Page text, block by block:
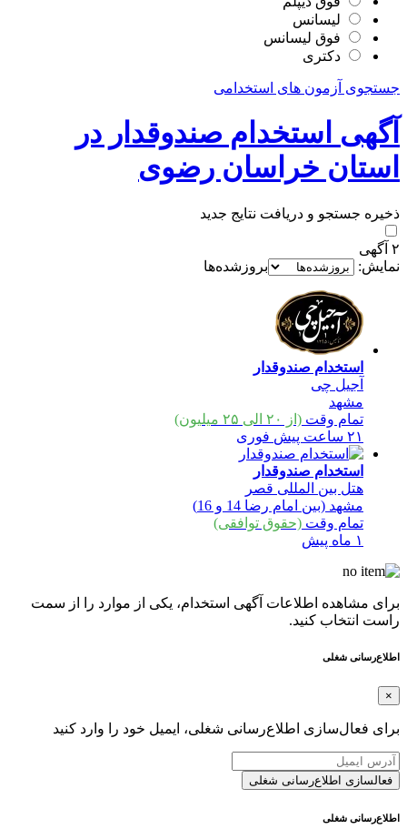
لیسانس
فوق لیسانس
دکتری
جستجوی آزمون های استخدامی
آگهی استخدام صندوقدار در
استان خراسان رضوی
ذخیره جستجو و دریافت نتایج جدید
۲ آگهی
نمایش:
بروزشده‌ها
استخدام صندوقدار
آجیل چی
مشهد
تمام وقت (از ۲۰ الی ۲۵ میلیون)
۲۱ ساعت پیش
فوری
استخدام صندوقدار
هتل بین المللی قصر
مشهد (بین امام رضا 14 و 16)
تمام وقت (حقوق توافقی)
۱ ماه پیش
برای مشاهده اطلاعات آگهی استخدام، یکی از موارد را از سمت
راست انتخاب کنید.
اطلاع‌رسانی شغلی
×
برای فعال‌سازی اطلاع‌رسانی شغلی، ایمیل خود را وارد کنید
فعالسازی اطلاع‌رسانی شغلی
اطلاع‌رسانی شغلی